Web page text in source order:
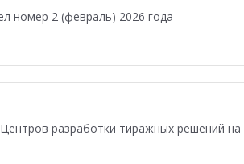
Для руководства Планирование
строительной организацией Форум
номер 2 (февраль) 2026 года
разработки тиражных решений